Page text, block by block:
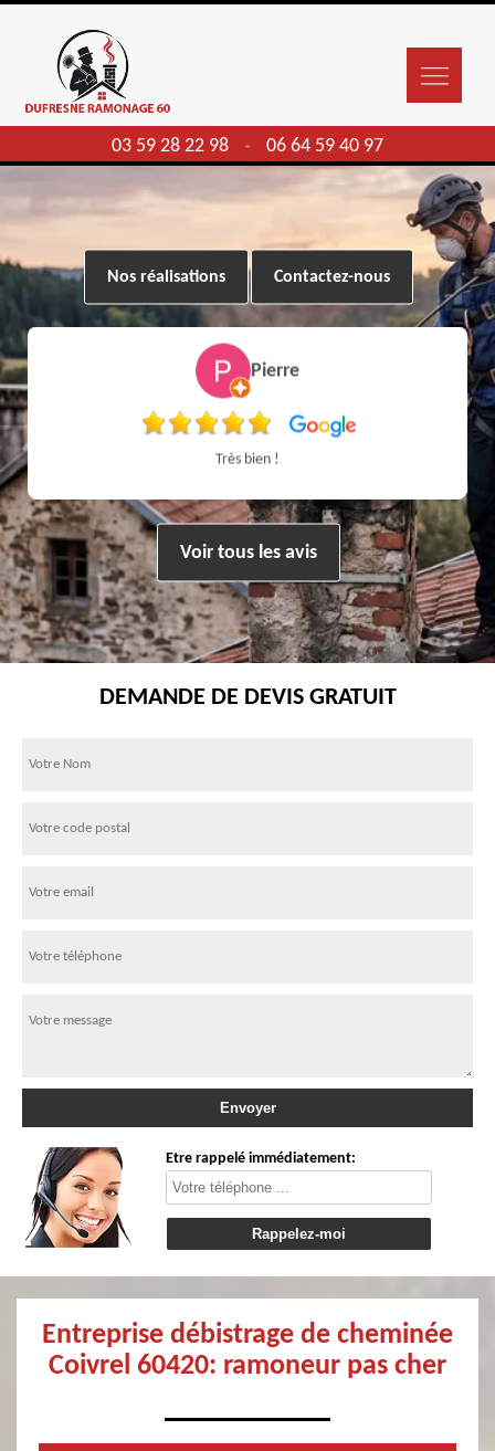
03 59 28 22 98 - 06 64 59 40 97
Nos réalisations Contactez-nous
Pierre
Très bien !
Voir tous les avis
DEMANDE DE DEVIS GRATUIT
Etre rappelé immédiatement:
Entreprise débistrage de cheminée
Coivrel 60420: ramoneur pas cher